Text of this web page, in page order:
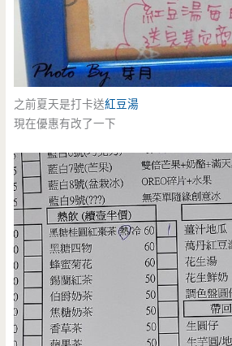
之前夏天是打卡送紅豆湯
現在優惠有改了一下